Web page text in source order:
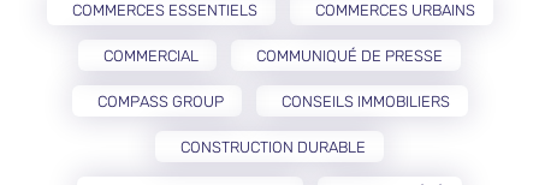
COMMERCES ESSENTIELS COMMERCES URBAINS
COMMERCIAL COMMUNIQUÉ DE PRESSE
COMPASS GROUP CONSEILS IMMOBILIERS
CONSTRUCTION DURABLE